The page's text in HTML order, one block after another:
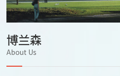
博兰森
About Us